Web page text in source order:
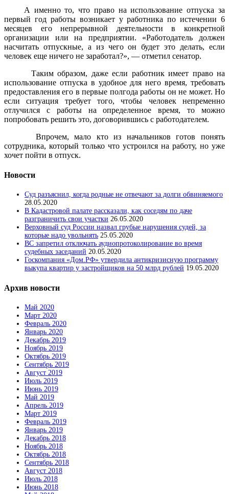
А именно то, что право на использование отпуска за
первый год работы возникает у работника по истечении 6
месяцев его непрерывной деятельности в конкретной
организации или на предприятии. «Работодатель должен
насчитать отпускные, а из чего он будет это делать, если
человек еще ничего не заработал?», — отметил сенатор.
Таким образом, даже если работник имеет право на
использование отпуска в удобное для него время, требовать
предоставления его в первые полгода работы он не может. Но
если ситуация требует того, чтобы человек непременно
отлучился с работы на определенное время, то можно
попробовать решить это, договорившись с работодателем.
Впрочем, мало кто из начальников готов понять
сотрудника, который только что устроился на работу, но уже
хочет пойти в отпуск.
Новости
Суд разъяснил, когда родные не отвечают за долги обвиняемого
28.05.2020
В Кадастровой палате рассказали, как соседям по даче
разграничить свои участки 26.05.2020
Верховный суд России назвал грубые нарушения судей, за
которые надо увольнять 25.05.2020
ВС запретил отключать аудиопротоколирование во время
судебных заседаний 20.05.2020
Госкомпания «Дом.РФ» утвердила антикризисную программу
выкупа квартир у застройщиков на 50 млрд рублей 19.05.2020
Архив новости
Май 2020
Март 2020
Февраль 2020
Январь 2020
Декабрь 2019
Ноябрь 2019
Октябрь 2019
Сентябрь 2019
Август 2019
Июль 2019
Июнь 2019
Май 2019
Апрель 2019
Март 2019
Февраль 2019
Январь 2019
Декабрь 2018
Ноябрь 2018
Октябрь 2018
Сентябрь 2018
Август 2018
Июль 2018
Июнь 2018